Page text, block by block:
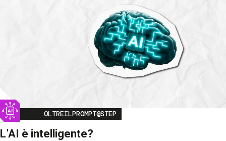
Image
OLTREILPROMPT@STEP
L’AI è intelligente?